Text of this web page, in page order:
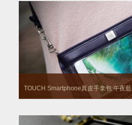
TOUCH Smartphone真皮手拿包 午夜藍